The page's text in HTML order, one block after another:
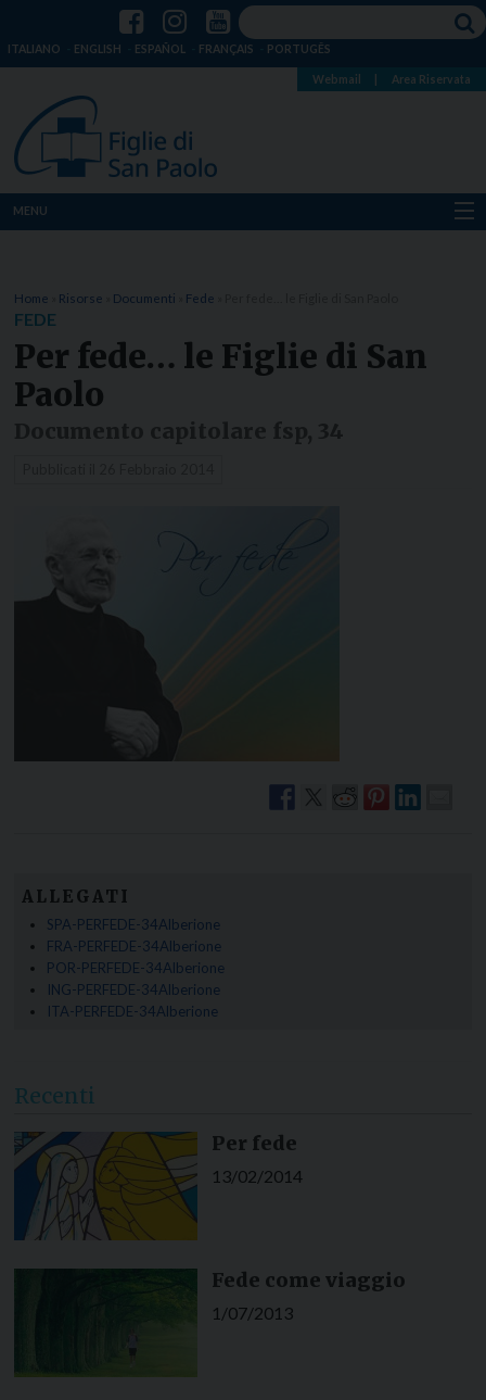
ITALIANO ENGLISH ESPAÑOL FRANÇAIS PORTUGÊS
Webmail Area Riservata
MENU
Dove siamo
Notizie
Home Risorse Documenti Fede
FEDE
Per fede… le Figlie di San
Paolo
ALLEGATI
SPA-PERFEDE-34Alberione
FRA-PERFEDE-34Alberione
POR-PERFEDE-34Alberione
ING-PERFEDE-34Alberione
ITA-PERFEDE-34Alberione
Recenti
Per fede
13/02/2014
Fede come viaggio
1/07/2013